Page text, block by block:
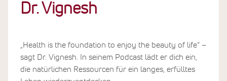
Dr. Vignesh
„Health is the foundation to enjoy the beauty of life“ –
sagt Dr. Vignesh. In seinem Podcast lädt er dich ein,
die natürlichen Ressourcen für ein langes, erfülltes